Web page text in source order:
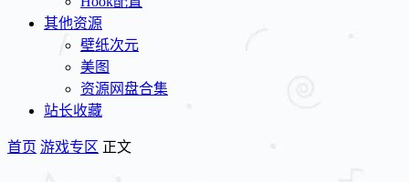
其他资源
壁纸次元
美图
资源网盘合集
站长收藏
首页 游戏专区 正文